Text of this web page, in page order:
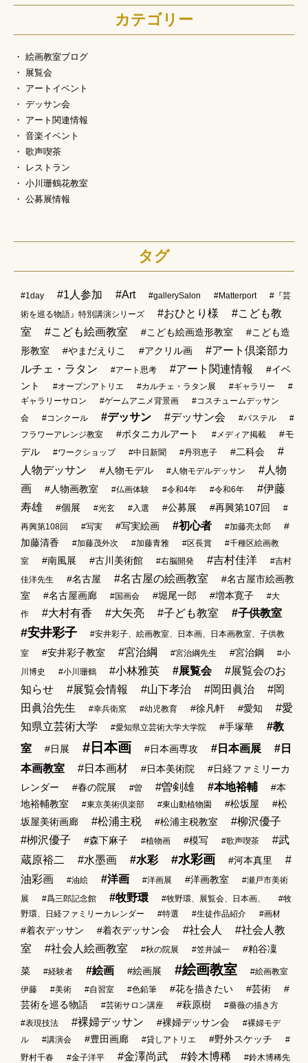
カテゴリー
絵画教室ブログ
展覧会
アートイベント
デッサン会
アート関連情報
音楽イベント
歌声喫茶
レストラン
小川珊鶴花教室
公募展情報
タグ
#1day #1人参加 #Art #gallerySalon #Matterport
#『芸
術を巡る物語』特別講演シリーズ
#おひとり様
#こども教
室
#こども絵画教室 #こども絵画造形教室
#こども造
形教室
#やまだえりこ #アクリル画
#アート倶楽部カ
ルチェ・ラタン
#アート思考 #アート関連情報
#イベ
ント
#オープンアトリエ #カルチェ・ラタン展 #ギャラリー
#
ギャラリーサロン
#ゲームアニメ背景画
#コスチュームデッサン
会
#コンクール #デッサン #デッサン会 #パステル
#
フラワーアレンジ教室
#ボタニカルアート #メディア掲載
#モ
デル
#ワークショップ #中日新聞 #丹羽恵子 #二科会
#
人物デッサン
#人物モデル #人物モデルデッサン
#人物
画
#人物画教室 #仏画体験 #令和4年 #令和6年
#伊藤
寿雄
#個展 #光玄 #入選 #公募展 #再興第107回
#
再興第108回
#写実 #写実絵画 #初心者 #加藤亮太郎
#
加藤清香
#加藤茂外次 #加藤青雅 #区長賞
#千種区絵画教
室
#南風展 #古川美術館 #右脳開発 #吉村佳洋
#吉村
佳洋先生
#名古屋 #名古屋の絵画教室
#名古屋市絵画教
室
#名古屋画廊 #国画会 #堀尾一郎 #増本寛子
#大
作
#大村有香 #大矢亮 #子ども教室 #子供教室
#安井彩子
#安井彩子、絵画教室、日本画、日本画教室、子供教
室
#安井彩子教室 #宮治綱 #宮治綱先生 #宮治鋼
#小
川博史
#小川珊鶴 #小林雅英 #展覧会
#展覧会のお
知らせ
#展覧会情報 #山下孝治 #岡田眞治
#岡
田眞治先生
#幸兵衛窯 #幼児教育 #徐凡軒 #愛知
#愛
知県立芸術大学
#愛知県立芸術大学大学院 #手塚華
#教
室
#日展 #日本画 #日本画専攻 #日本画展
#日
本画教室
#日本画材 #日本美術院
#日経ファミリーカ
レンダー
#春の院展 #曽 #曽剣雄 #本地裕輔
#本
地裕輔教室
#東京美術倶楽部 #東山動植物園 #松坂屋
#松
坂屋美術画廊
#松浦主税 #松浦主税教室
#柳沢優子
#栁沢優子
#森下麻子 #植物画 #模写 #歌声喫茶
#武
蔵原裕二
#水墨画 #水彩 #水彩画 #河本真里
#
油彩画
#油絵 #洋画 #洋画展 #洋画教室
#瀬戸市美術
展
#爲三郎記念館 #牧野環 #牧野環、展覧会、日本画、
#牧
野環、日経ファミリーカレンダー
#特選 #生徒作品紹介 #画材
#着衣デッサン #着衣デッサン会 #社会人
#社会人教
室
#社会人絵画教室 #秋の院展 #笠井誠一
#粕谷凜
菜
#経験者 #絵画 #絵画展 #絵画教室
#絵画教室
伊藤
#美術 #自習室 #色鉛筆 #花を描きたい #芸術
#
芸術を巡る物語
#芸術サロン講座 #萩原樹
#薔薇の描き方
#表現技法
#裸婦デッサン #裸婦デッサン会
#裸婦モデ
ル
#講演会 #豊田画廊 #貸しアトリエ #野外スケッチ
#
野村千春
#金子洋平 #金澤尚武 #鈴木博稀
#鈴木博稀先